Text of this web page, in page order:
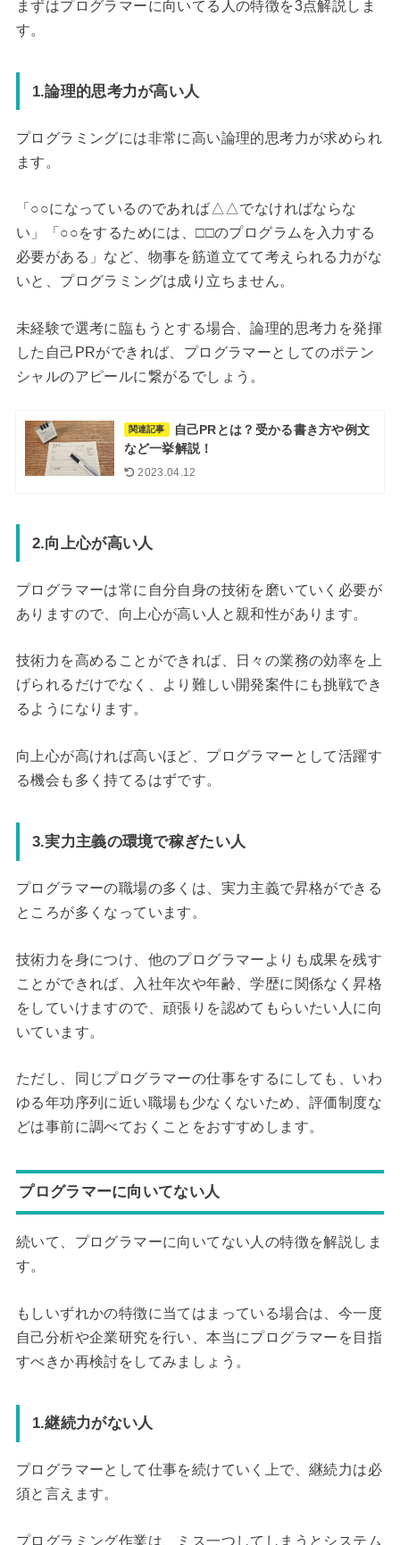
まずはプログラマーに向いてる人の特徴を3点解説しま
す。
1.論理的思考力が高い人
プログラミングには非常に高い論理的思考力が求められ
ます。
「○○になっているのであれば△△でなければならな
い」「○○をするためには、□□のプログラムを入力する
必要がある」など、物事を筋道立てて考えられる力がな
いと、プログラミングは成り立ちません。
未経験で選考に臨もうとする場合、論理的思考力を発揮
した自己PRができれば、プログラマーとしてのポテン
シャルのアピールに繋がるでしょう。
関連記事
自己PRとは？受かる書き方や例文
など一挙解説！
2023.04.12
2.向上心が高い人
プログラマーは常に自分自身の技術を磨いていく必要が
ありますので、向上心が高い人と親和性があります。
技術力を高めることができれば、日々の業務の効率を上
げられるだけでなく、より難しい開発案件にも挑戦でき
るようになります。
向上心が高ければ高いほど、プログラマーとして活躍す
る機会も多く持てるはずです。
3.実力主義の環境で稼ぎたい人
プログラマーの職場の多くは、実力主義で昇格ができる
ところが多くなっています。
技術力を身につけ、他のプログラマーよりも成果を残す
ことができれば、入社年次や年齢、学歴に関係なく昇格
をしていけますので、頑張りを認めてもらいたい人に向
いています。
ただし、同じプログラマーの仕事をするにしても、いわ
ゆる年功序列に近い職場も少なくないため、評価制度な
どは事前に調べておくことをおすすめします。
プログラマーに向いてない人
続いて、プログラマーに向いてない人の特徴を解説しま
す。
もしいずれかの特徴に当てはまっている場合は、今一度
自己分析や企業研究を行い、本当にプログラマーを目指
すべきか再検討をしてみましょう。
1.継続力がない人
プログラマーとして仕事を続けていく上で、継続力は必
須と言えます。
プログラミング作業は、ミス一つしてしまうとシステム